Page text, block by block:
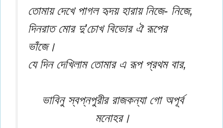
তোমায় দেখে পাগল হৃদয় হারায় নিজে- নিজে,
দিনরাত মোর দু’চোখ বিভোর ঐ রূপের
ভাঁজে।
যে দিন দেখিলাম তোমার এ রূপ প্রথম বার,
ভাবিনু স্বপ্নপুরীর রাজকন্যা গো অপূর্ব
মনোহর।